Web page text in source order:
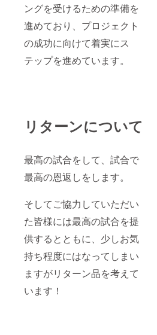
ングを受けるための準備を
進めており、プロジェクト
の成功に向けて着実にス
テップを進めています。
リターンについて
最高の試合をして、試合で
最高の恩返しをします。
そしてご協力していただい
た皆様には最高の試合を提
供するとともに、少しお気
持ち程度にはなってしまい
ますがリターン品を考えて
います！